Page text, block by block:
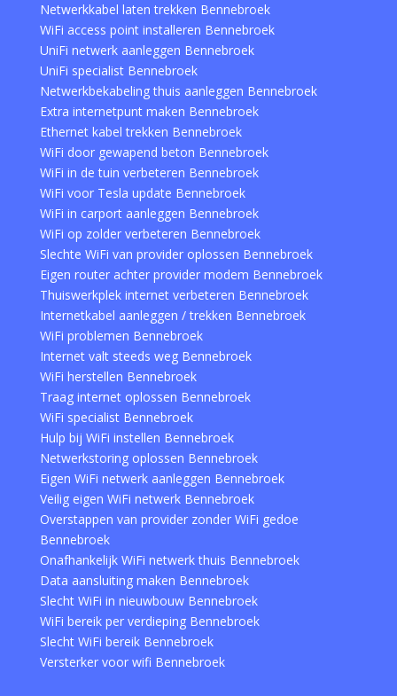
Netwerkkabel laten trekken Bennebroek
WiFi access point installeren Bennebroek
UniFi netwerk aanleggen Bennebroek
UniFi specialist Bennebroek
Netwerkbekabeling thuis aanleggen Bennebroek
Extra internetpunt maken Bennebroek
Ethernet kabel trekken Bennebroek
WiFi door gewapend beton Bennebroek
WiFi in de tuin verbeteren Bennebroek
WiFi voor Tesla update Bennebroek
WiFi in carport aanleggen Bennebroek
WiFi op zolder verbeteren Bennebroek
Slechte WiFi van provider oplossen Bennebroek
Eigen router achter provider modem Bennebroek
Thuiswerkplek internet verbeteren Bennebroek
Internetkabel aanleggen / trekken Bennebroek
WiFi problemen Bennebroek
Internet valt steeds weg Bennebroek
WiFi herstellen Bennebroek
Traag internet oplossen Bennebroek
WiFi specialist Bennebroek
Hulp bij WiFi instellen Bennebroek
Netwerkstoring oplossen Bennebroek
Eigen WiFi netwerk aanleggen Bennebroek
Veilig eigen WiFi netwerk Bennebroek
Overstappen van provider zonder WiFi gedoe
Bennebroek
Onafhankelijk WiFi netwerk thuis Bennebroek
Data aansluiting maken Bennebroek
Slecht WiFi in nieuwbouw Bennebroek
WiFi bereik per verdieping Bennebroek
Slecht WiFi bereik Bennebroek
Versterker voor wifi Bennebroek